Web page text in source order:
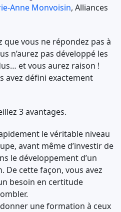
Anne Monvoisin, Alliances
vous ne répondez pas à
n’aurez pas développé les
et vous aurez raison !
avez défini exactement
3 avantages.
le véritable niveau
avant même d’investir de
le développement d’un
cette façon, vous avez
besoin en certitude
une formation à ceux